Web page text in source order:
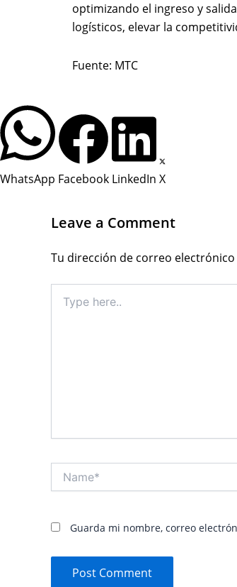
optimizando el ingreso y
logísticos, elevar la
Fuente: MTC
WhatsApp Facebook LinkedIn X
Leave a Comment
Tu dirección de correo
here..
Guarda mi nombre, correo